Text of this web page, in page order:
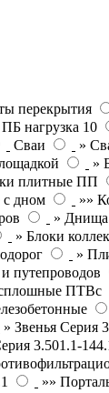
перекрытия
нагрузка 10
Сваи »
»
плитные ПП
с дном
»»
» Днища
» Блоки
»
путепроводов
ПТВс
» Звенья Серия
3.501.1-
»»